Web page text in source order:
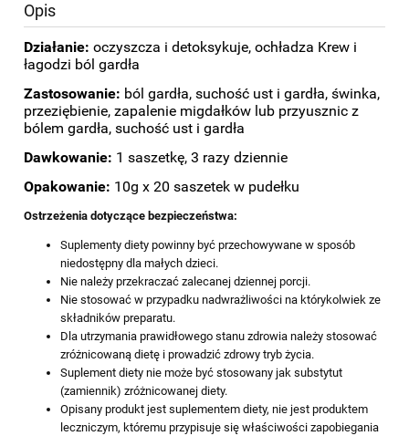
Opis
Działanie: oczyszcza i detoksykuje, ochładza Krew i
łagodzi ból gardła
Zastosowanie: ból gardła, suchość ust i gardła, świnka,
przeziębienie, zapalenie migdałków lub przyusznic z
bólem gardła, suchość ust i gardła
Dawkowanie: 1 saszetkę, 3 razy dziennie
Opakowanie: 10g x 20 saszetek w pudełku
Ostrzeżenia dotyczące bezpieczeństwa:
Suplementy diety powinny być przechowywane w sposób
niedostępny dla małych dzieci.
Nie należy przekraczać zalecanej dziennej porcji.
Nie stosować w przypadku nadwrażliwości na którykolwiek ze
składników preparatu.
Dla utrzymania prawidłowego stanu zdrowia należy stosować
zróżnicowaną dietę i prowadzić zdrowy tryb życia.
Suplement diety nie może być stosowany jak substytut
(zamiennik) zróżnicowanej diety.
Opisany produkt jest suplementem diety, nie jest produktem
leczniczym, któremu przypisuje się właściwości zapobiegania